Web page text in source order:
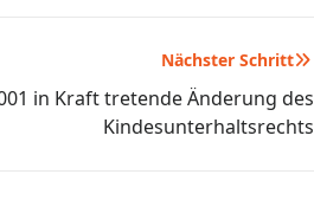
Nächster Schritt
in Kraft tretende Änderung des
Kindesunterhaltsrechts